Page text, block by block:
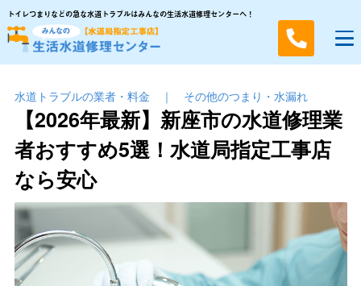
トイレつまりなどの急な水道トラブルはみんなの生活水道修理センターへ！
水道トラブルの業者・料金 ｜ その他のつまり・⽔漏れ
【2026年最新】新座市の水道修理業
者おすすめ5選！水道局指定工事店
なら安心